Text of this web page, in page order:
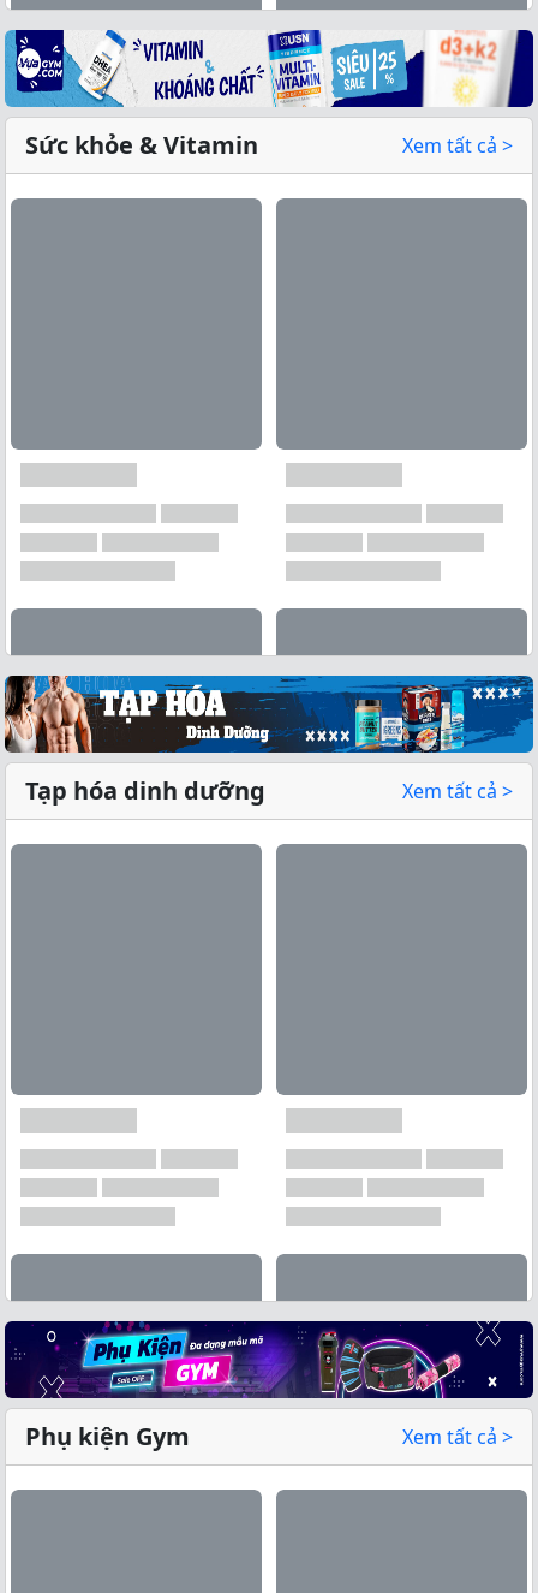
Xem tất cả →
Xem tất cả →
Sức khỏe & Vitamin Xem tất cả >
Xem tất cả →
Tạp hóa dinh dưỡng Xem tất cả >
Phụ kiện Gym Xem tất cả >